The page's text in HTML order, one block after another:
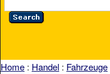
Home : Handel : Fahrzeuge